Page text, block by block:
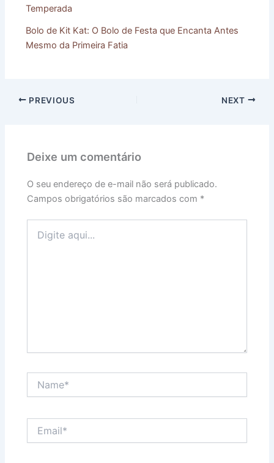
Temperada
Bolo de Kit Kat: O Bolo de Festa que Encanta Antes
Mesmo da Primeira Fatia
PREVIOUS NEXT
Deixe um comentário
O seu endereço de e-mail não será publicado.
Campos obrigatórios são marcados com *
aqui...